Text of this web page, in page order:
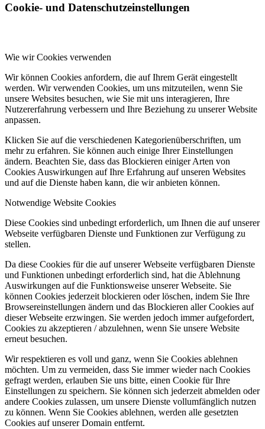
Cookie- und Datenschutzeinstellungen
Wie wir Cookies verwenden
Wir können Cookies anfordern, die auf Ihrem Gerät eingestellt
werden. Wir verwenden Cookies, um uns mitzuteilen, wenn Sie
unsere Websites besuchen, wie Sie mit uns interagieren, Ihre
Nutzererfahrung verbessern und Ihre Beziehung zu unserer Website
anpassen.
Klicken Sie auf die verschiedenen Kategorienüberschriften, um
mehr zu erfahren. Sie können auch einige Ihrer Einstellungen
ändern. Beachten Sie, dass das Blockieren einiger Arten von
Cookies Auswirkungen auf Ihre Erfahrung auf unseren Websites
und auf die Dienste haben kann, die wir anbieten können.
Notwendige Website Cookies
Diese Cookies sind unbedingt erforderlich, um Ihnen die auf unserer
Webseite verfügbaren Dienste und Funktionen zur Verfügung zu
stellen.
Da diese Cookies für die auf unserer Webseite verfügbaren Dienste
und Funktionen unbedingt erforderlich sind, hat die Ablehnung
Auswirkungen auf die Funktionsweise unserer Webseite. Sie
können Cookies jederzeit blockieren oder löschen, indem Sie Ihre
Browsereinstellungen ändern und das Blockieren aller Cookies auf
dieser Webseite erzwingen. Sie werden jedoch immer aufgefordert,
Cookies zu akzeptieren / abzulehnen, wenn Sie unsere Website
erneut besuchen.
Wir respektieren es voll und ganz, wenn Sie Cookies ablehnen
möchten. Um zu vermeiden, dass Sie immer wieder nach Cookies
gefragt werden, erlauben Sie uns bitte, einen Cookie für Ihre
Einstellungen zu speichern. Sie können sich jederzeit abmelden oder
andere Cookies zulassen, um unsere Dienste vollumfänglich nutzen
zu können. Wenn Sie Cookies ablehnen, werden alle gesetzten
Cookies auf unserer Domain entfernt.